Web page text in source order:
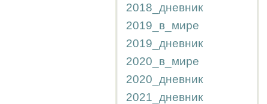
2018_дневник
2019_в_мире
2019_дневник
2020_в_мире
2020_дневник
2021_дневник